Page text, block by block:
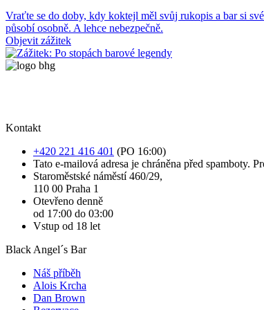
Vraťte se do doby, kdy koktejl měl svůj rukopis a bar si
působí osobně. A lehce nebezpečně.
Objevit zážitek
Kontakt
+420 221 416 401 (PO 16:00)
Tato e-mailová adresa je chráněna před spamboty.
Staroměstské náměstí 460/29,
110 00 Praha 1
Otevřeno denně
od 17:00 do 03:00
Vstup od 18 let
Black Angel´s Bar
Náš příběh
Alois Krcha
Dan Brown